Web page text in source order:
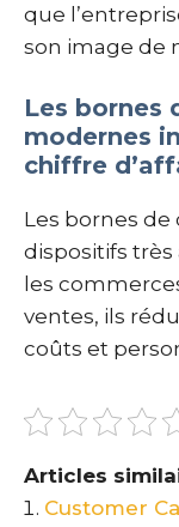
que
son image de
Les bornes
modernes
chiffre
Les bornes
dispositifs
les
ventes, ils
coûts et
Articles
Customer